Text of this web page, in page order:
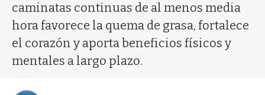
caminatas continuas de al menos media
hora favorece la quema de grasa, fortalece
el corazón y aporta beneficios físicos y
mentales a largo plazo.